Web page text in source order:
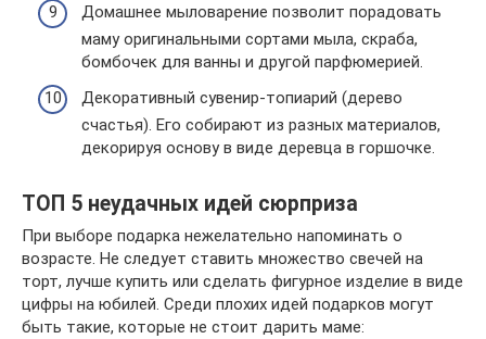
Домашнее мыловарение позволит порадовать
маму оригинальными сортами мыла, скраба,
бомбочек для ванны и другой парфюмерией.
Декоративный сувенир-топиарий (дерево
счастья). Его собирают из разных материалов,
декорируя основу в виде деревца в горшочке.
ТОП 5 неудачных идей сюрприза
При выборе подарка нежелательно напоминать о
возрасте. Не следует ставить множество свечей на
торт, лучше купить или сделать фигурное изделие в виде
цифры на юбилей. Среди плохих идей подарков могут
быть такие, которые не стоит дарить маме: